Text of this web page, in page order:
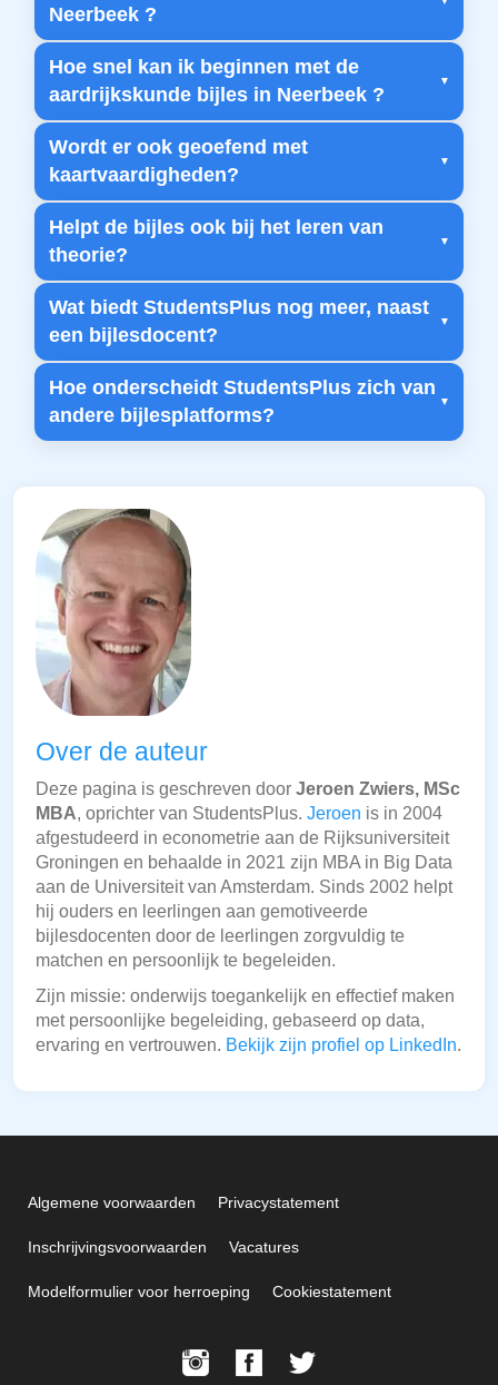
Neerbeek ?
Hoe snel kan ik beginnen met de
aardrijkskunde bijles in Neerbeek ?
Wordt er ook geoefend met
kaartvaardigheden?
Helpt de bijles ook bij het leren van
theorie?
Wat biedt StudentsPlus nog meer, naast
een bijlesdocent?
Hoe onderscheidt StudentsPlus zich van
andere bijlesplatforms?
Over de auteur
Deze pagina is geschreven door Jeroen Zwiers, MSc
MBA, oprichter van StudentsPlus. Jeroen is in 2004
afgestudeerd in econometrie aan de Rijksuniversiteit
Groningen en behaalde in 2021 zijn MBA in Big Data
aan de Universiteit van Amsterdam. Sinds 2002 helpt
hij ouders en leerlingen aan gemotiveerde
bijlesdocenten door de leerlingen zorgvuldig te
matchen en persoonlijk te begeleiden.
Zijn missie: onderwijs toegankelijk en effectief maken
met persoonlijke begeleiding, gebaseerd op data,
ervaring en vertrouwen. Bekijk zijn profiel op LinkedIn.
Algemene voorwaarden Privacystatement
Inschrijvingsvoorwaarden Vacatures
Modelformulier voor herroeping Cookiestatement